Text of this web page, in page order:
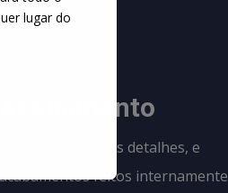
Acabamento
Muita atenção aos detalhes, e
feitos internamente
lugar do